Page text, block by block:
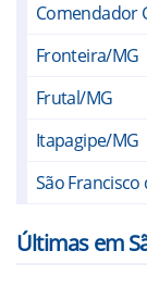
Comendador
Fronteira/MG
Frutal/MG
Itapagipe/MG
São Francisco
Últimas em